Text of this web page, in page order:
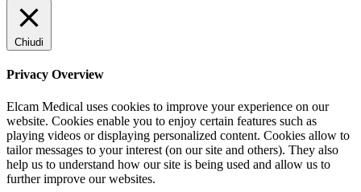
Chiudi
Privacy Overview
Elcam Medical uses cookies to improve your experience on our
website. Cookies enable you to enjoy certain features such as
playing videos or displaying personalized content. Cookies allow to
tailor messages to your interest (on our site and others). They also
help us to understand how our site is being used and allow us to
further improve our websites.